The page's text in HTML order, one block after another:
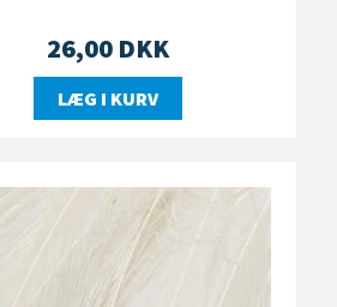
26,00 DKK
LÆG I KURV